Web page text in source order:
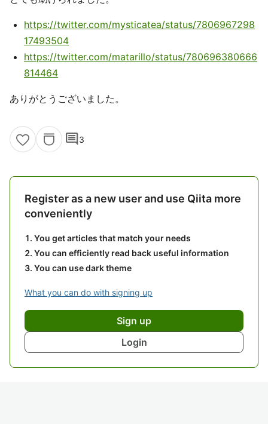
https://twitter.com/mysticatea/status/7806967298
17493504
https://twitter.com/matarillo/status/780696380666
814464
ありがとうございました。
comment3
Register as a new user and use Qiita more
conveniently
You get articles that match your needs
You can efficiently read back useful information
You can use dark theme
What you can do with signing up
Sign up
Login